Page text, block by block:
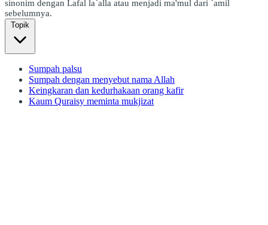
sinonim dengan Lafal la`alla atau menjadi ma'mul dari `amil
sebelumnya.
Topik
Sumpah palsu
Sumpah dengan menyebut nama Allah
Keingkaran dan kedurhakaan orang kafir
Kaum Quraisy meminta mukjizat